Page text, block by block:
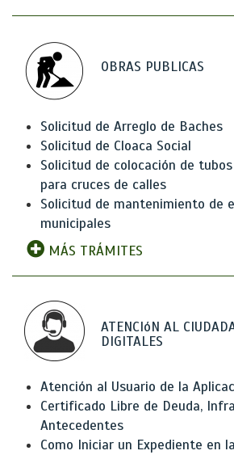
OBRAS PUBLICAS
Solicitud de Arreglo de Baches
Solicitud de Cloaca Social
Solicitud de colocación de
para cruces de calles
Solicitud de mantenimiento de
municipales
MÁS TRÁMITES
ATENCIóN AL
DIGITALES
Atención al Usuario de la
Certificado Libre de Deuda,
Antecedentes
Como Iniciar un Expediente en la